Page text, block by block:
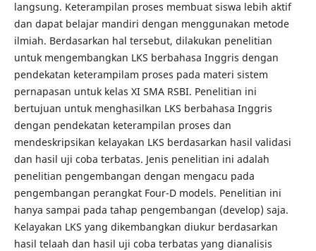
langsung. Keterampilan proses membuat siswa lebih aktif
dan dapat belajar mandiri dengan menggunakan metode
ilmiah. Berdasarkan hal tersebut, dilakukan penelitian
untuk mengembangkan LKS berbahasa Inggris dengan
pendekatan keterampilam proses pada materi sistem
pernapasan untuk kelas XI SMA RSBI. Penelitian ini
bertujuan untuk menghasilkan LKS berbahasa Inggris
dengan pendekatan keterampilan proses dan
mendeskripsikan kelayakan LKS berdasarkan hasil validasi
dan hasil uji coba terbatas. Jenis penelitian ini adalah
penelitian pengembangan dengan mengacu pada
pengembangan perangkat Four-D models. Penelitian ini
hanya sampai pada tahap pengembangan (develop) saja.
Kelayakan LKS yang dikembangkan diukur berdasarkan
hasil telaah dan hasil uji coba terbatas yang dianalisis